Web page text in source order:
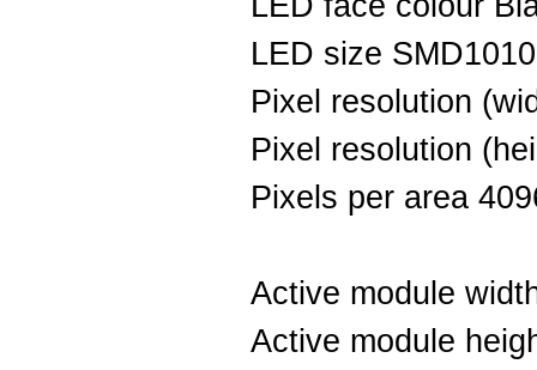
LED size SMD1010
Pixel resolution
Pixel resolution
Pixels per area
Active module
Active module